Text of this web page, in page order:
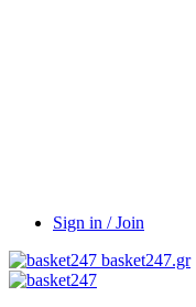
Sign in / Join
basket247.gr